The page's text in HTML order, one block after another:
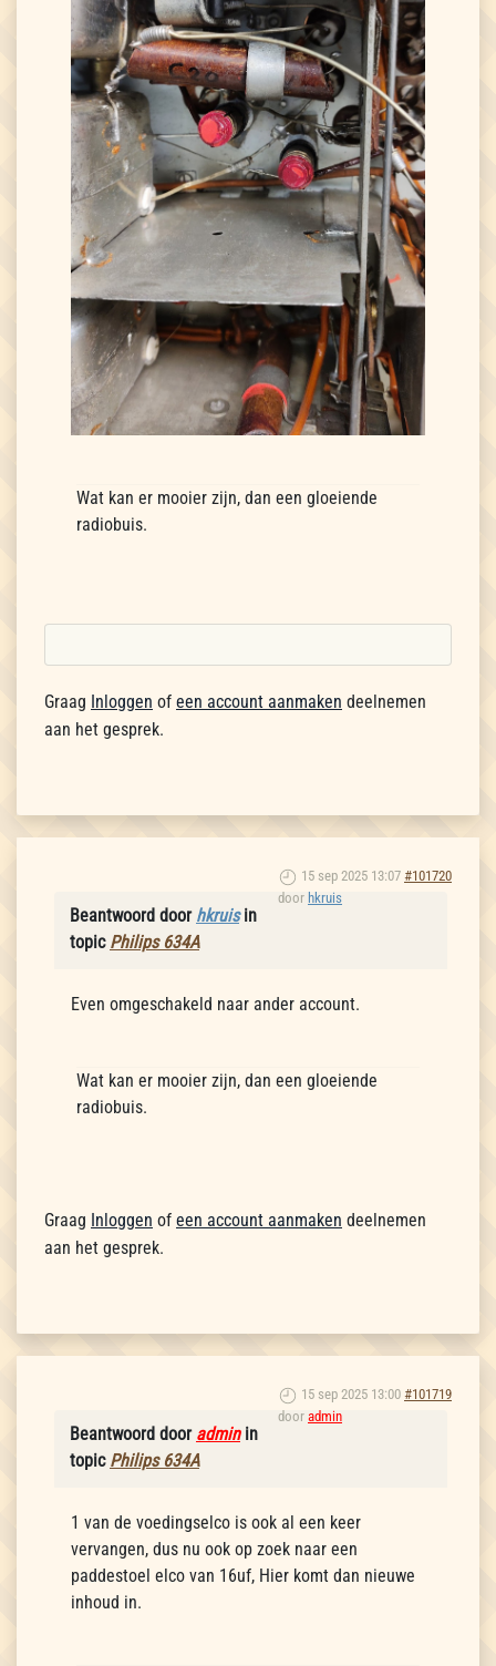
Wat kan er mooier zijn, dan een gloeiende
radiobuis.
Graag Inloggen of een account aanmaken deelnemen
aan het gesprek.
15 sep 2025 13:07 #101720
door hkruis
Beantwoord door hkruisin
topic Philips 634A
Even omgeschakeld naar ander account.
Wat kan er mooier zijn, dan een gloeiende
radiobuis.
Graag Inloggen of een account aanmaken deelnemen
aan het gesprek.
15 sep 2025 13:00 #101719
door admin
Beantwoord door adminin
topic Philips 634A
1 van de voedingselco is ook al een keer
vervangen, dus nu ook op zoek naar een
paddestoel elco van 16uf, Hier komt dan nieuwe
inhoud in.